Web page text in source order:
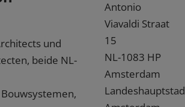
und
beide NL-
Antonio
Viavaldi Straat
15
NL-1083 HP
Amsterdam